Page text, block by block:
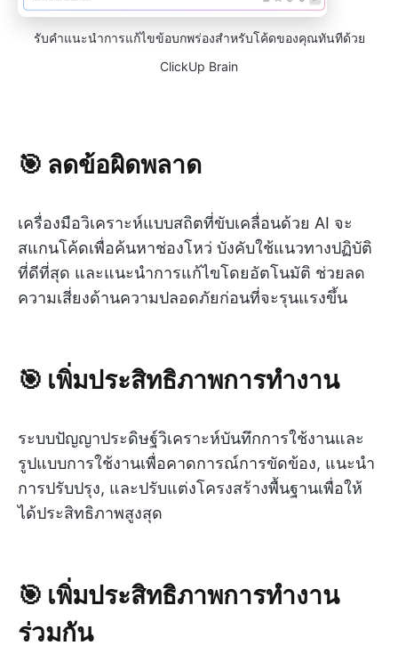
รับคำแนะนำการแก้ไขข้อบกพร่องสำหรับโค้ดของคุณทันทีด้วย
ClickUp Brain
🎯 ลดข้อผิดพลาด
เครื่องมือวิเคราะห์แบบสถิตที่ขับเคลื่อนด้วย AI จะ
สแกนโค้ดเพื่อค้นหาช่องโหว่ บังคับใช้แนวทางปฏิบัติ
ที่ดีที่สุด และแนะนำการแก้ไขโดยอัตโนมัติ ช่วยลด
ความเสี่ยงด้านความปลอดภัยก่อนที่จะรุนแรงขึ้น
🎯 เพิ่มประสิทธิภาพการทำงาน
ระบบปัญญาประดิษฐ์วิเคราะห์บันทึกการใช้งานและ
รูปแบบการใช้งานเพื่อคาดการณ์การขัดข้อง, แนะนำ
การปรับปรุง, และปรับแต่งโครงสร้างพื้นฐานเพื่อให้
ได้ประสิทธิภาพสูงสุด
🎯 เพิ่มประสิทธิภาพการทำงาน
ร่วมกัน